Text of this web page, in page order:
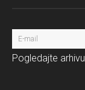
Pogledajte arhivu